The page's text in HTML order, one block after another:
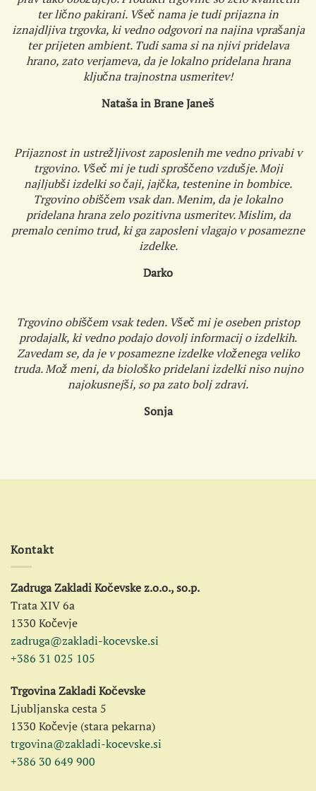
ter lično pakirani. Všeč nama je tudi prijazna in
iznajdljiva trgovka, ki vedno odgovori na najina vprašanja
ter prijeten ambient. Tudi sama si na njivi pridelava
hrano, zato verjameva, da je lokalno pridelana hrana
ključna trajnostna usmeritev!
Nataša in Brane Janeš
Prijaznost in ustrežljivost zaposlenih me vedno privabi v
trgovino. Všeč mi je tudi sproščeno vzdušje. Moji
najljubši izdelki so čaji, jajčka, testenine in bombice.
Trgovino obiščem vsak dan. Menim, da je lokalno
pridelana hrana zelo pozitivna usmeritev. Mislim, da
premalo cenimo trud, ki ga zaposleni vlagajo v posamezne
izdelke.
Darko
Trgovino obiščem vsak teden. Všeč mi je oseben pristop
prodajalk, ki vedno podajo dovolj informacij o izdelkih.
Zavedam se, da je v posamezne izdelke vloženega veliko
truda. Mož meni, da biološko pridelani izdelki niso nujno
najokusnejši, so pa zato bolj zdravi.
Sonja
Kontakt
Zadruga Zakladi Kočevske z.o.o., so.p.
Trata XIV 6a
1330 Kočevje
zadruga@zakladi-kocevske.si
+386 31 025 105
Trgovina Zakladi Kočevske
Ljubljanska cesta 5
1330 Kočevje (stara pekarna)
trgovina@zakladi-kocevske.si
+386 30 649 900